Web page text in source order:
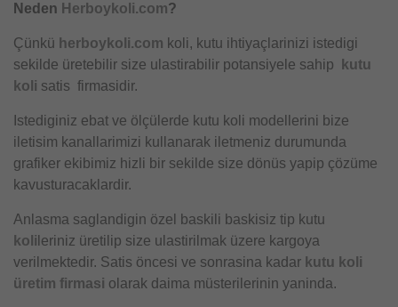
Neden Herboykoli.com?
Çünkü herboykoli.com koli, kutu ihtiyaçlarinizi istedigi
sekilde üretebilir size ulastirabilir potansiyele sahip
kutu
koli satis firmasidir.
Istediginiz ebat ve ölçülerde kutu koli modellerini bize
iletisim kanallarimizi kullanarak iletmeniz durumunda
grafiker ekibimiz hizli bir sekilde size dönüs yapip çözüme
kavusturacaklardir.
Anlasma saglandigin özel baskili baskisiz tip kutu
koli leriniz üretilip size ulastirilmak üzere kargoya
verilmektedir. Satis öncesi ve sonrasina kadar kutu koli
üretim firmasi olarak daima müsterilerinin yaninda.